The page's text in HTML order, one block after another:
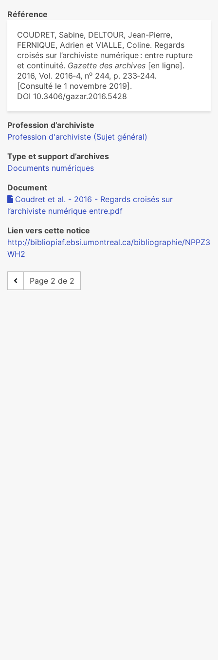
Référence
COUDRET, Sabine, DELTOUR, Jean-Pierre,
FERNIQUE, Adrien et VIALLE, Coline. Regards
croisés sur l’archiviste numérique : entre rupture
et continuité. Gazette des archives [en ligne].
2016, Vol. 2016‑4, no 244, p. 233‑244.
[Consulté le 1 novembre 2019].
DOI 10.3406/gazar.2016.5428
Profession d’archiviste
Profession d'archiviste (Sujet général)
Type et support d’archives
Documents numériques
Document
Coudret et al. - 2016 - Regards croisés sur
l’archiviste numérique entre.pdf
Lien vers cette notice
http://bibliopiaf.ebsi.umontreal.ca/bibliographie/NPPZ3
WH2
Page 2 de 2